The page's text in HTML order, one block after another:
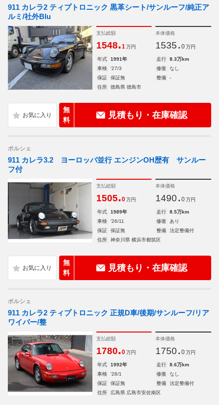
911 カレラ2 ティプトロニック 黒革シート/サンルーフ/純正ア
ルミ/社外Blu
支払総額
1548.1 万円
本体価格
1535. 0 万円
年式 1991年 走行
8.3万km
車検
'27/3 修復
なし
保証
保証無 整備
-
住所
徳島県 徳島市
無
料
見積もり・在庫確認
ポルシェ
911 カレラ3.2 ヨーロッパ並行 エンジンOH歴有 サンルー
フ付
支払総額
1505.0 万円
本体価格
1490. 0 万円
年式 1989年 走行
8.5万km
車検
'26/11 修復
あり
保証
保証無 整備
法定整備付
住所
神奈川県 横浜市都筑区
無
料
見積もり・在庫確認
ポルシェ
911 カレラ2 ティプトロニック 正規D車/後期/サンルーフ/リア
ワイパー/整
支払総額
1780.0 万円
本体価格
1750. 0 万円
年式 1992年 走行
8.6万km
車検
'28/1 修復
なし
保証
保証無 整備
法定整備付
住所
広島県 広島市安佐南区